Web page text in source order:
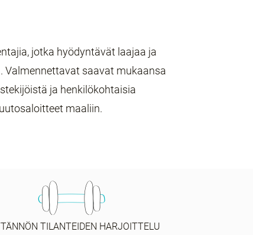
jotka hyödyntävät laajaa ja
Valmennettavat saavat mukaansa
ja henkilökohtaisia
maaliin.
TILANTEIDEN HARJOITTELU